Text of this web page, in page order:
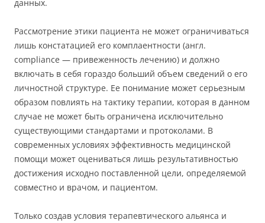
данных.
Рассмотрение этики пациента не может ограничиваться
лишь констатацией его комплаентности (англ.
compliance — привеженность лечению) и должно
включать в себя гораздо больший объем сведений о его
личностной структуре. Ее понимание может серьезным
образом повлиять на тактику терапии, которая в данном
случае не может быть ограничена исключительно
существующими стандартами и протоколами. В
современных условиях эффективность медицинской
помощи может оцениваться лишь результативностью
достижения исходно поставленной цели, определяемой
совместно и врачом, и пациентом.
Только создав условия терапевтического альянса и